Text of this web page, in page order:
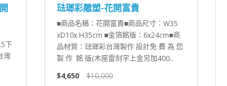
下
灣
琺瑯彩雕塑-花開富貴
■商品名稱：花開富貴■商品尺寸：W35
xD10x H35cm ■金箔銘版：6x24cm■商
品材質：琺瑯彩台灣製作 設計免 費 為 您
製 作 銘 版(木座雷刻字上金另加400..
$4,650
$10,000